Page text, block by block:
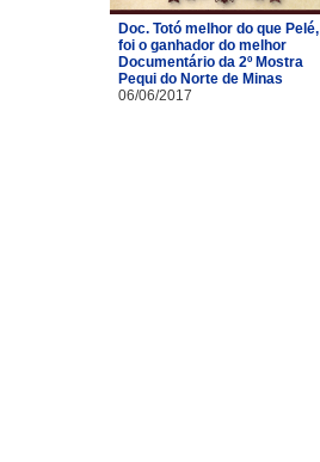
Doc. Totó melhor do que Pelé,
foi o ganhador do melhor
Documentário da 2º Mostra
Pequi do Norte de Minas
06/06/2017